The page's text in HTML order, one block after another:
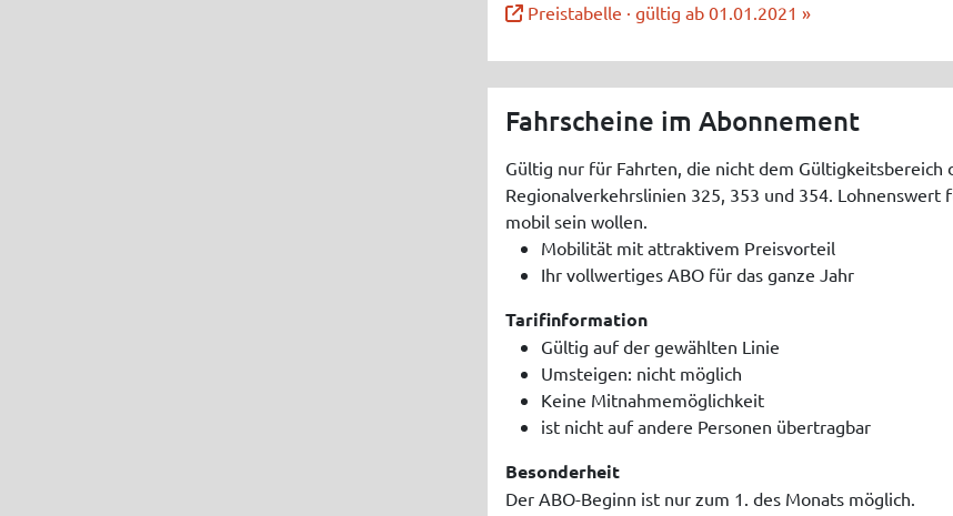
Preistabelle · gültig ab 01.01.2021 »
Fahrscheine im Abonnement
Gültig nur für Fahrten, die nicht dem
Regionalverkehrslinien 325, 353 und 354.
mobil sein wollen.
Mobilität mit attraktivem Preisvorteil
Ihr vollwertiges ABO für das ganze Jahr
Tarifinformation
Gültig auf der gewählten Linie
Umsteigen: nicht möglich
Keine Mitnahmemöglichkeit
ist nicht auf andere Personen übertragbar
Besonderheit
Der ABO-Beginn ist nur zum 1. des Monats möglich.